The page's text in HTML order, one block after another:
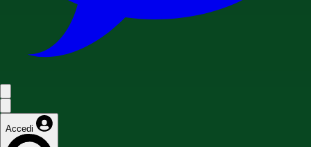
Accedi